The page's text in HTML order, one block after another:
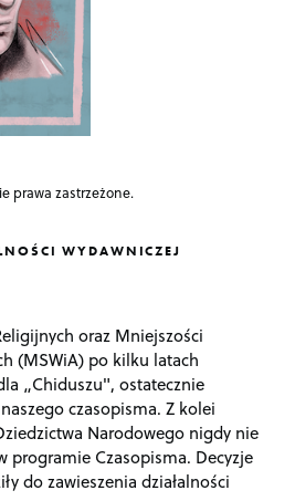
prawa zastrzeżone.
WYDAWNICZEJ
oraz Mniejszości
(MSWiA) po kilku latach
„Chiduszu", ostatecznie
czasopisma. Z kolei
Narodowego nigdy nie
programie Czasopisma. Decyzje
do zawieszenia działalności